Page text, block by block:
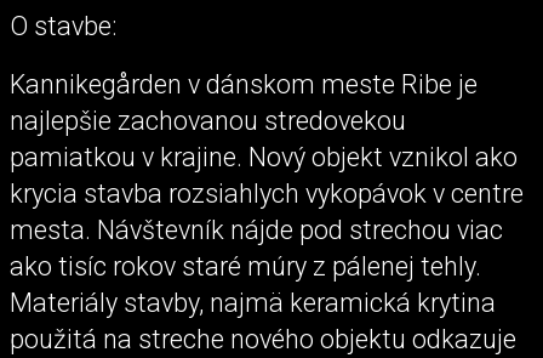
O stavbe:
Kannikegården v dánskom meste Ribe je
najlepšie zachovanou stredovekou
pamiatkou v krajine. Nový objekt vznikol ako
krycia stavba rozsiahlych vykopávok v centre
mesta. Návštevník nájde pod strechou viac
ako tisíc rokov staré múry z pálenej tehly.
Materiály stavby, najmä keramická krytina
použitá na streche nového objektu odkazuje